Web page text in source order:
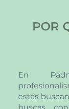
POR
En
estás